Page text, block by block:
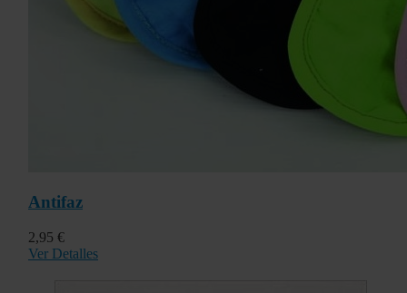
Antifaz
2,95 €
Ver Detalles